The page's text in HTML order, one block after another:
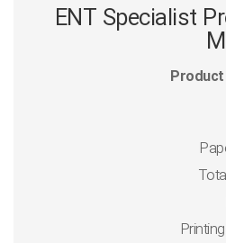
ENT Specialist
Product